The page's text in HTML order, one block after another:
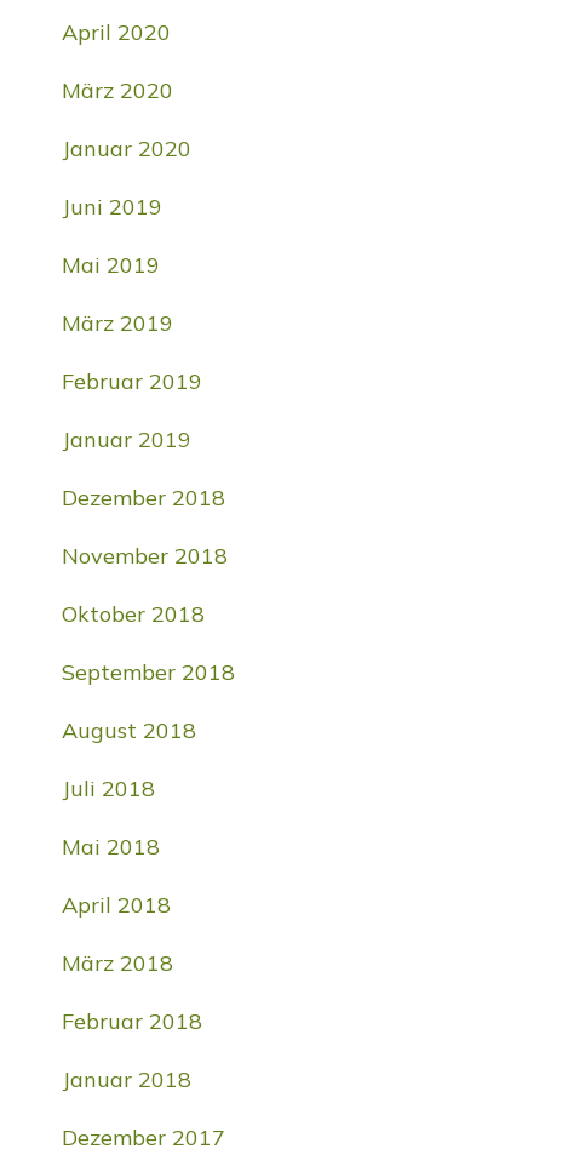
April 2020
März 2020
Januar 2020
Juni 2019
Mai 2019
März 2019
Februar 2019
Januar 2019
Dezember 2018
November 2018
Oktober 2018
September 2018
August 2018
Juli 2018
Mai 2018
April 2018
März 2018
Februar 2018
Januar 2018
Dezember 2017